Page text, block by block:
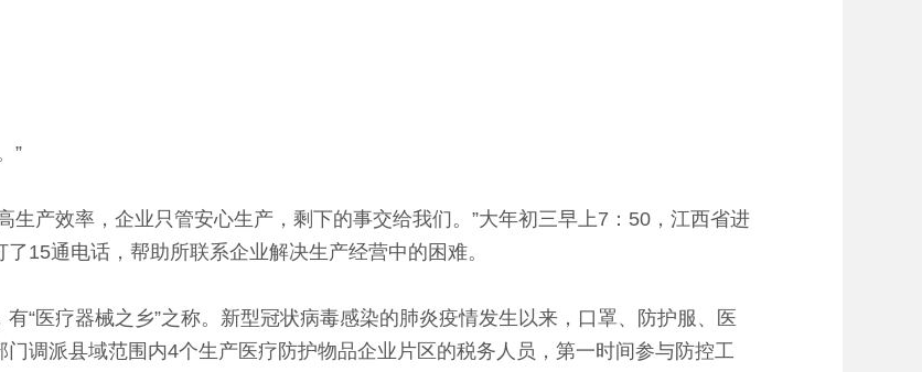
”
产效率，企业只管安心生产，剩下的事交给我们。”大年初三早上7：50，江西省进
15通电话，帮助所联系企业解决生产经营中的困难。
医疗器械之乡”之称。新型冠状病毒感染的肺炎疫情发生以来，口罩、防护服、医
调派县域范围内4个生产医疗防护物品企业片区的税务人员，第一时间参与防控工